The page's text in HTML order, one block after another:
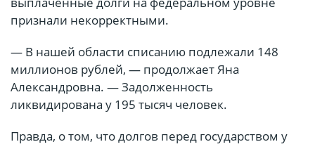
признали некорректными.
— В нашей области списанию подлежали 148
миллионов рублей, — продолжает Яна
Александровна. — Задолженность
ликвидирована у 195 тысяч человек.
Правда, о том, что долгов перед государством у